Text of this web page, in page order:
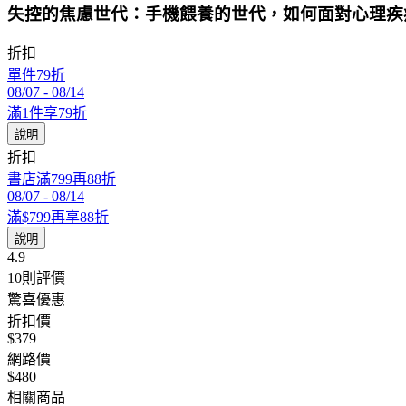
失控的焦慮世代：手機餵養的世代，如何面對心理
折扣
單件79折
08/07 - 08/14
滿1件享79折
說明
折扣
書店滿799再88折
08/07 - 08/14
滿$799再享88折
說明
4.9
10則評價
驚喜優惠
折扣價
$379
網路價
$480
相關商品